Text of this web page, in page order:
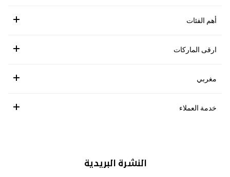
أهم الفئات
ارقى الماركات
مغربي
خدمة العملاء
النشرة البريدية